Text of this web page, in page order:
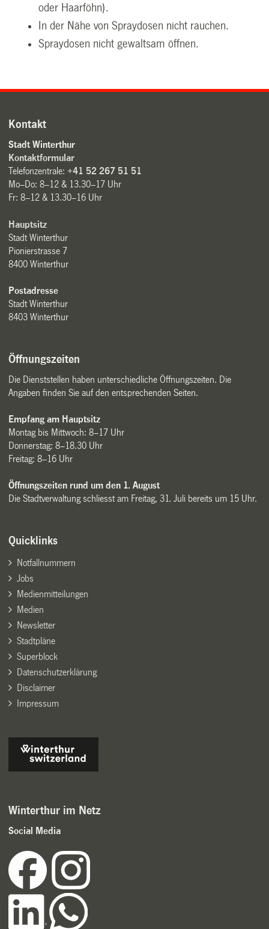
oder Haarföhn).
In der Nähe von Spraydosen nicht rauchen.
Spraydosen nicht gewaltsam öffnen.
Kontakt
Stadt Winterthur
Kontaktformular
Telefonzentrale:+41 52 267 51 51
Mo–Do: 8–12 & 13.30–17 Uhr
Fr: 8–12 & 13.30–16 Uhr
Hauptsitz
Stadt Winterthur
Pionierstrasse 7
8400 Winterthur
Postadresse
Stadt Winterthur
8403 Winterthur
Öffnungszeiten
Die Dienststellen haben unterschiedliche Öffnungszeiten. Die
Angaben finden Sie auf den entsprechenden Seiten.
Empfang am Hauptsitz
Montag bis Mittwoch: 8–17 Uhr
Donnerstag: 8–18.30 Uhr
Freitag: 8–16 Uhr
Öffnungszeiten rund um den 1. August
Die Stadtverwaltung schliesst am Freitag, 31. Juli bereits um 15 Uhr.
Quicklinks
Notfallnummern
Jobs
Medienmitteilungen
Medien
Newsletter
Stadtpläne
Superblock
Datenschutzerklärung
Disclaimer
Impressum
Winterthur im Netz
Social Media